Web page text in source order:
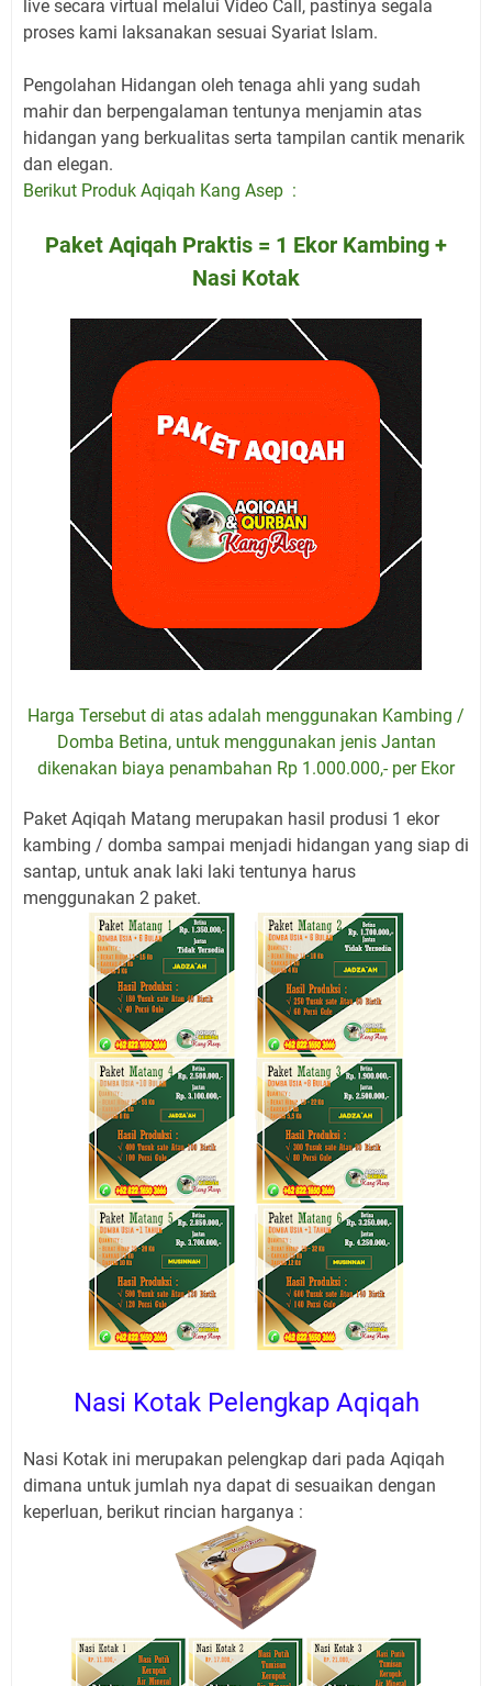
live secara virtual melalui Video Call, pastinya segala
proses kami laksanakan sesuai Syariat Islam.
Pengolahan Hidangan oleh tenaga ahli yang sudah
mahir dan berpengalaman tentunya menjamin atas
hidangan yang berkualitas serta tampilan cantik menarik
dan elegan.
Berikut Produk Aqiqah Kang Asep :
Paket Aqiqah Praktis = 1 Ekor Kambing +
Nasi Kotak
Harga Tersebut di atas adalah menggunakan Kambing /
Domba Betina, untuk menggunakan jenis Jantan
dikenakan biaya penambahan Rp 1.000.000,- per Ekor
Paket Aqiqah Matang merupakan hasil produsi 1 ekor
kambing / domba sampai menjadi hidangan yang siap di
santap, untuk anak laki laki tentunya harus
menggunakan 2 paket.
Nasi Kotak Pelengkap Aqiqah
Nasi Kotak ini merupakan pelengkap dari pada Aqiqah
dimana untuk jumlah nya dapat di sesuaikan dengan
keperluan, berikut rincian harganya :